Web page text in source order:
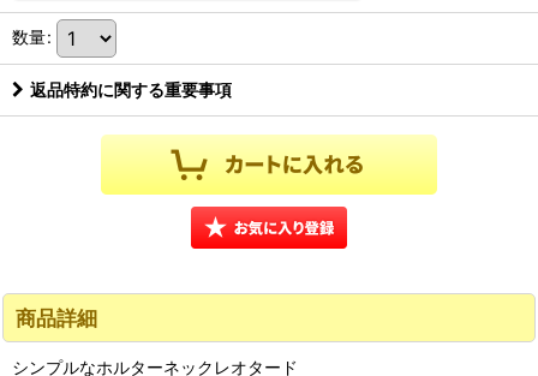
数量:
返品特約に関する重要事項
商品詳細
シンプルなホルターネックレオタード